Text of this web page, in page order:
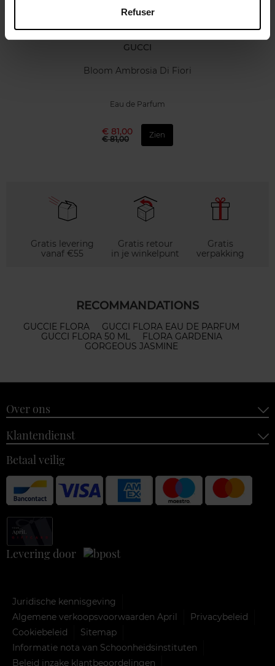
Refuser
GUCCI
Bloom Ambrosia Di Fiori
Eau de Parfum
€ 81,00
€ 81,00 Zien
Gratis levering
vanaf €55
Gratis retour
in je winkelpunt
Gratis
verpakking
RECOMMANDATIONS
GUCCIE FLORA
GUCCI FLORA EAU DE PARFUM
GUCCI FLORA 50 ML
FLORA GARDENIA
GORGEOUS JASMINE
Over ons
Klantendienst
Betaal veilig
Levering door
Juridische kennisgeving
Algemene verkoopsvoorwaarden April
Privacybeleid
Cookiebeleid
Sitemap
Informatie nota van Schoonheidsinstituten
Beleid inzake klantbeoordelingen